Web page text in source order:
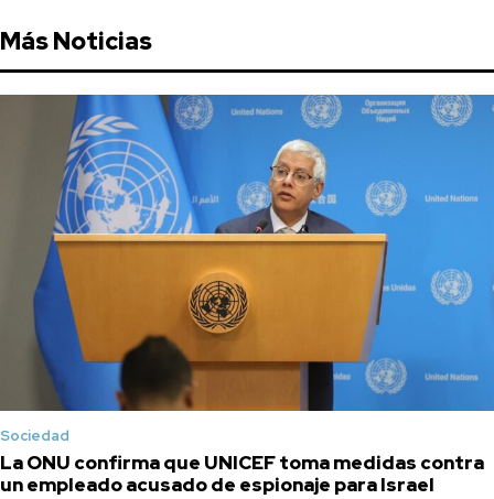
Más Noticias
Sociedad
La ONU confirma que UNICEF toma medidas contra
un empleado acusado de espionaje para Israel